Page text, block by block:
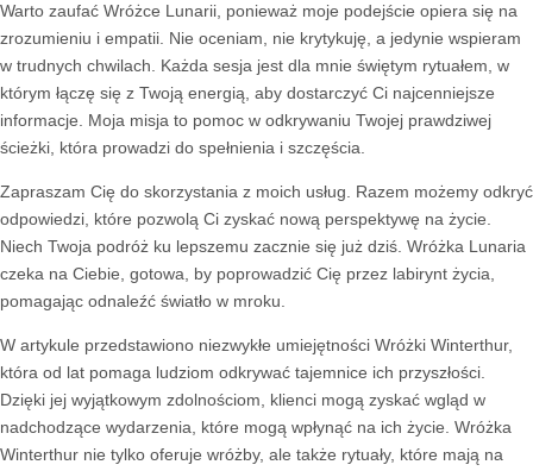
Warto zaufać Wróżce Lunarii, ponieważ moje podejście opiera się na
zrozumieniu i empatii. Nie oceniam, nie krytykuję, a jedynie wspieram
w trudnych chwilach. Każda sesja jest dla mnie świętym rytuałem, w
którym łączę się z Twoją energią, aby dostarczyć Ci najcenniejsze
informacje. Moja misja to pomoc w odkrywaniu Twojej prawdziwej
ścieżki, która prowadzi do spełnienia i szczęścia.
Zapraszam Cię do skorzystania z moich usług. Razem możemy odkryć
odpowiedzi, które pozwolą Ci zyskać nową perspektywę na życie.
Niech Twoja podróż ku lepszemu zacznie się już dziś. Wróżka Lunaria
czeka na Ciebie, gotowa, by poprowadzić Cię przez labirynt życia,
pomagając odnaleźć światło w mroku.
W artykule przedstawiono niezwykłe umiejętności Wróżki Winterthur,
która od lat pomaga ludziom odkrywać tajemnice ich przyszłości.
Dzięki jej wyjątkowym zdolnościom, klienci mogą zyskać wgląd w
nadchodzące wydarzenia, które mogą wpłynąć na ich życie. Wróżka
Winterthur nie tylko oferuje wróżby, ale także rytuały, które mają na